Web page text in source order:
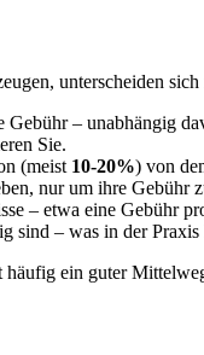
unterscheiden
– unabhängig
Sie.
(meist 10-20%) von
nur um ihre Gebühr
– etwa eine Gebühr
sind – was in der
ein guter